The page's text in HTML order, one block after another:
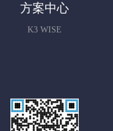
方案中心
K3 WISE